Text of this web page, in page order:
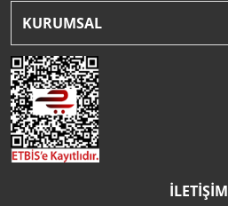
KURUMSAL
İLETİŞİM